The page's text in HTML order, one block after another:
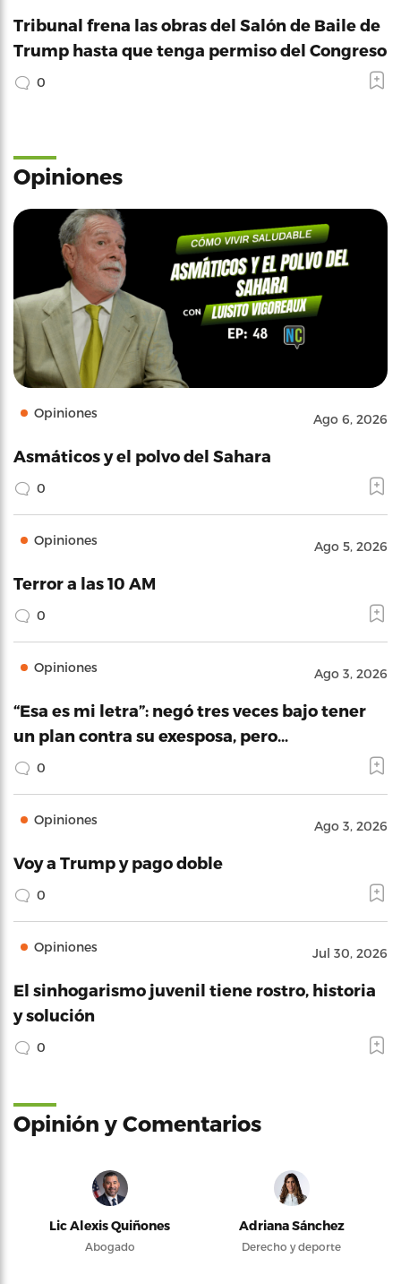
Tribunal frena las obras del Salón de Baile de
Trump hasta que tenga permiso del Congreso
0
Opiniones
Opiniones Ago 6, 2026
Asmáticos y el polvo del Sahara
0
Opiniones Ago 5, 2026
Terror a las 10 AM
0
Opiniones Ago 3, 2026
“Esa es mi letra”: negó tres veces bajo tener
un plan contra su exesposa, pero…
0
Opiniones Ago 3, 2026
Voy a Trump y pago doble
0
Opiniones Jul 30, 2026
El sinhogarismo juvenil tiene rostro, historia
y solución
0
Opinión y Comentarios
Lic Alexis Quiñones
Abogado
Adriana Sánchez
Derecho y deporte